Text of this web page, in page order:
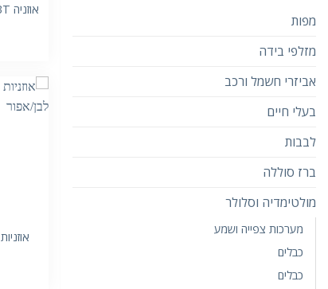
מפות
מזלפי בידה
אביזרי חשמל ורכב
בעלי חיים
לבבות
ברז סוללה
מולטימדיה וסלולר
מערכות צפייה ושמע
כבלים
כבלים